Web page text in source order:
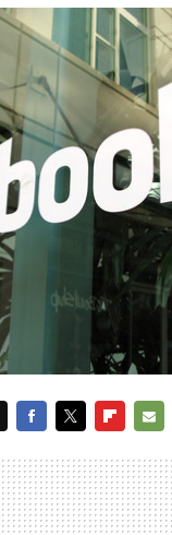
MAIL